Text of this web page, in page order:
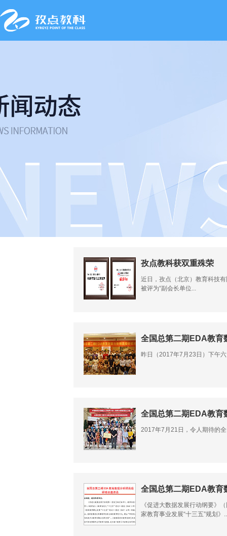
孜点教科获双重殊荣
近日，孜点（北京）教育科技
被评为“副会长单位...
全国总第二期EDA教育
昨日（2017年7月23日）下午
全国总第二期EDA教育
2017年7月21日，令人期待的
全国总第二期EDA教育
《促进大数据发展行动纲要》
家教育事业发展“十三五”规划》